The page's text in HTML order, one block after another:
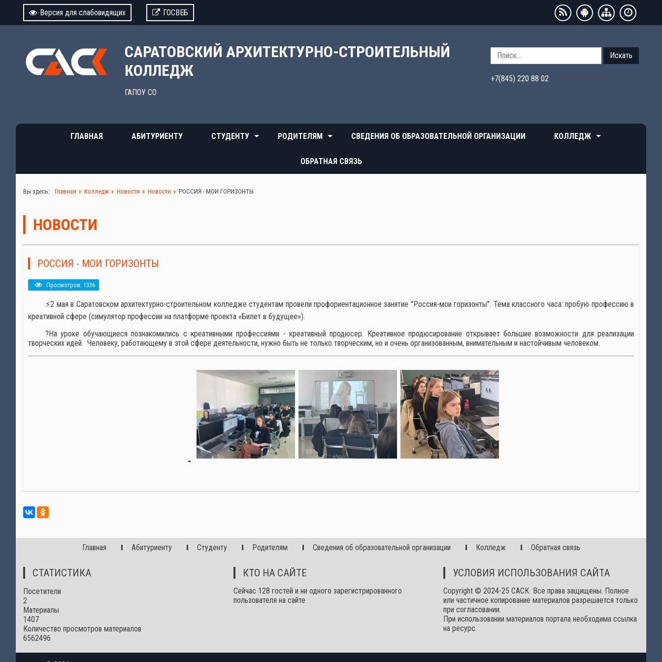
Версия для слабовидящих ГОСВЕБ
САРАТОВСКИЙ АРХИТЕКТУРНО-СТРОИТЕЛЬНЫЙ
КОЛЛЕДЖ
ГАПОУ СО
Искать
+7(845) 220 88 02
ГЛАВНАЯ АБИТУРИЕНТУ СТУДЕНТУ РОДИТЕЛЯМ СВЕДЕНИЯ ОБ ОБРАЗОВАТЕЛЬНОЙ ОРГАНИЗАЦИИ КОЛЛЕДЖ
ОБРАТНАЯ СВЯЗЬ
Вы здесь: Главная Колледж Новости Новости РОССИЯ - МОИ ГОРИЗОНТЫ
НОВОСТИ
РОССИЯ - МОИ ГОРИЗОНТЫ
Просмотров: 1336
⚡2 мая в Саратовском архитектурно-строительном колледже студентам провели профориентационное занятие "Россия-мои горизонты". Тема классного часа: пробую профессию в
креативной сфере (симулятор профессии на платформе проекта «Билет в будущее»).
?На уроке обучающиеся познакомились с креативными профессиями - креативный продюсер. Креативное продюсирование открывает большие возможности для реализации
творческих идей. Человеку, работающему в этой сфере деятельности, нужно быть не только творческим, но и очень организованным, внимательным и настойчивым человеком.
Главная Абитуриенту Студенту Родителям Сведения об образовательной организации Колледж Обратная связь
СТАТИСТИКА
Посетители
2
Материалы
1407
Количество просмотров материалов
6562496
КТО НА САЙТЕ
Сейчас 128 гостей и ни одного зарегистрированного
пользователя на сайте
УСЛОВИЯ ИСПОЛЬЗОВАНИЯ САЙТА
Copyright © 2024-25 САСК Все права защищены. Полное
или частичное копирование материалов разрешается только
при согласовании.
При использовании материалов портала необходима ссылка
на ресурс.